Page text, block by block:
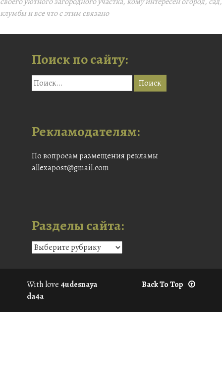
клумбы и все что с этим связано
Поиск по сайту:
Рекламодателям:
По вопросам размещения рекламы
allexapost@gmail.com
Разделы сайта:
With love 4udesnaya
da4a
Back To Top